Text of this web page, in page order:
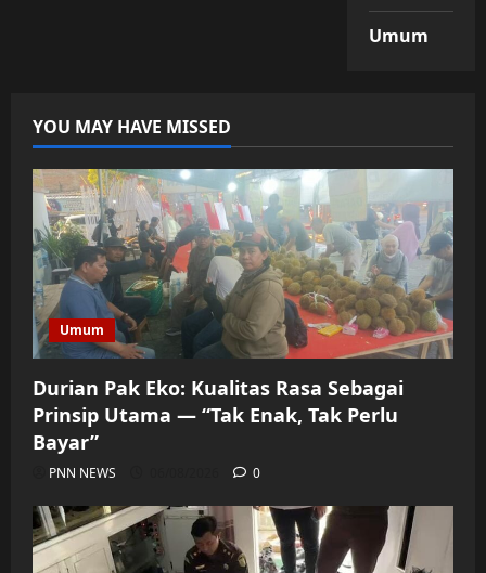
Umum
YOU MAY HAVE MISSED
Umum
Durian Pak Eko: Kualitas Rasa Sebagai
Prinsip Utama — “Tak Enak, Tak Perlu
Bayar”
PNN NEWS 0